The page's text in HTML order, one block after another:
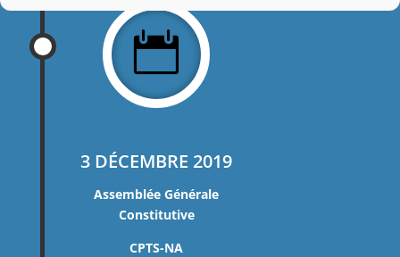

3 DÉCEMBRE 2019
Assemblée Générale
Constitutive
CPTS-NA